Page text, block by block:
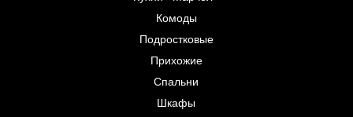
Комоды
Подростковые
Прихожие
Спальни
Шкафы